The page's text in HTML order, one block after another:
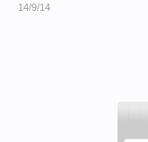
14/9/14